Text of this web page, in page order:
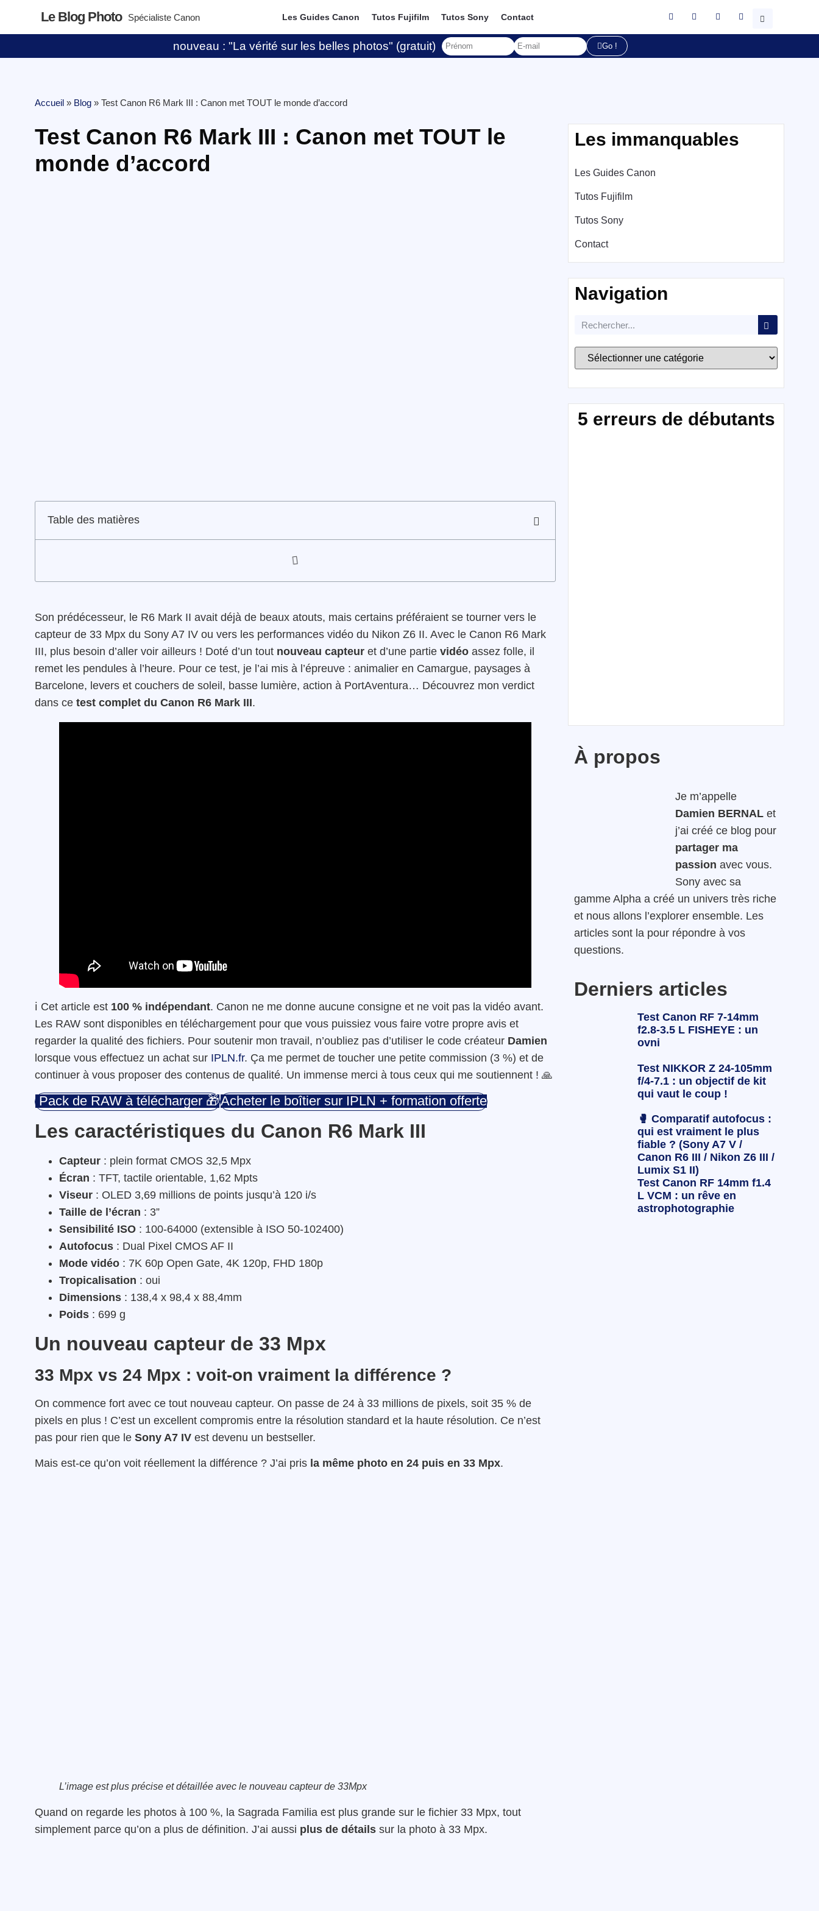
Le Blog Photo Spécialiste Canon Les Guides Canon Tutos Fujifilm Tutos Sony Contact
nouveau : "La vérité sur les belles photos" (gratuit) Go !
Accueil » Blog » Test Canon R6 Mark III : Canon met TOUT le monde d’accord
Test Canon R6 Mark III : Canon met TOUT le
monde d’accord
Table des matières
Son prédécesseur, le R6 Mark II avait déjà de beaux atouts, mais certains préféraient se tourner vers le
capteur de 33 Mpx du Sony A7 IV ou vers les performances vidéo du Nikon Z6 II. Avec le Canon R6 Mark
III, plus besoin d’aller voir ailleurs ! Doté d’un tout nouveau capteur et d’une partie vidéo assez folle, il
remet les pendules à l’heure. Pour ce test, je l’ai mis à l’épreuve : animalier en Camargue, paysages à
Barcelone, levers et couchers de soleil, basse lumière, action à PortAventura… Découvrez mon verdict
dans ce test complet du Canon R6 Mark III.
ℹ️ Cet article est 100 % indépendant. Canon ne me donne aucune consigne et ne voit pas la vidéo avant.
Les RAW sont disponibles en téléchargement pour que vous puissiez vous faire votre propre avis et
regarder la qualité des fichiers. Pour soutenir mon travail, n’oubliez pas d’utiliser le code créateur Damien
lorsque vous effectuez un achat sur IPLN.fr. Ça me permet de toucher une petite commission (3 %) et de
continuer à vous proposer des contenus de qualité. Un immense merci à tous ceux qui me soutiennent ! 🙏
Pack de RAW à télécharger 🎁Acheter le boîtier sur IPLN + formation offerte
Les caractéristiques du Canon R6 Mark III
Capteur : plein format CMOS 32,5 Mpx
Écran : TFT, tactile orientable, 1,62 Mpts
Viseur : OLED 3,69 millions de points jusqu’à 120 i/s
Taille de l’écran : 3”
Sensibilité ISO : 100-64000 (extensible à ISO 50-102400)
Autofocus : Dual Pixel CMOS AF II
Mode vidéo : 7K 60p Open Gate, 4K 120p, FHD 180p
Tropicalisation : oui
Dimensions : 138,4 x 98,4 x 88,4mm
Poids : 699 g
Un nouveau capteur de 33 Mpx
33 Mpx vs 24 Mpx : voit-on vraiment la différence ?
On commence fort avec ce tout nouveau capteur. On passe de 24 à 33 millions de pixels, soit 35 % de
pixels en plus ! C’est un excellent compromis entre la résolution standard et la haute résolution. Ce n’est
pas pour rien que le Sony A7 IV est devenu un bestseller.
Mais est-ce qu’on voit réellement la différence ? J’ai pris la même photo en 24 puis en 33 Mpx.
L’image est plus précise et détaillée avec le nouveau capteur de 33Mpx
Quand on regarde les photos à 100 %, la Sagrada Familia est plus grande sur le fichier 33 Mpx, tout
simplement parce qu’on a plus de définition. J’ai aussi plus de détails sur la photo à 33 Mpx.
Les immanquables
Les Guides Canon
Tutos Fujifilm
Tutos Sony
Contact
Navigation
5 erreurs de débutants
À propos
Je m’appelle
Damien BERNAL et
j’ai créé ce blog pour
partager ma
passion avec vous.
Sony avec sa
gamme Alpha a créé un univers très riche
et nous allons l’explorer ensemble. Les
articles sont la pour répondre à vos
questions.
Derniers articles
Test Canon RF 7-14mm
f2.8-3.5 L FISHEYE : un
ovni
Test NIKKOR Z 24-105mm
f/4-7.1 : un objectif de kit
qui vaut le coup !
🥊 Comparatif autofocus :
qui est vraiment le plus
fiable ? (Sony A7 V /
Canon R6 III / Nikon Z6 III /
Lumix S1 II)
Test Canon RF 14mm f1.4
L VCM : un rêve en
astrophotographie